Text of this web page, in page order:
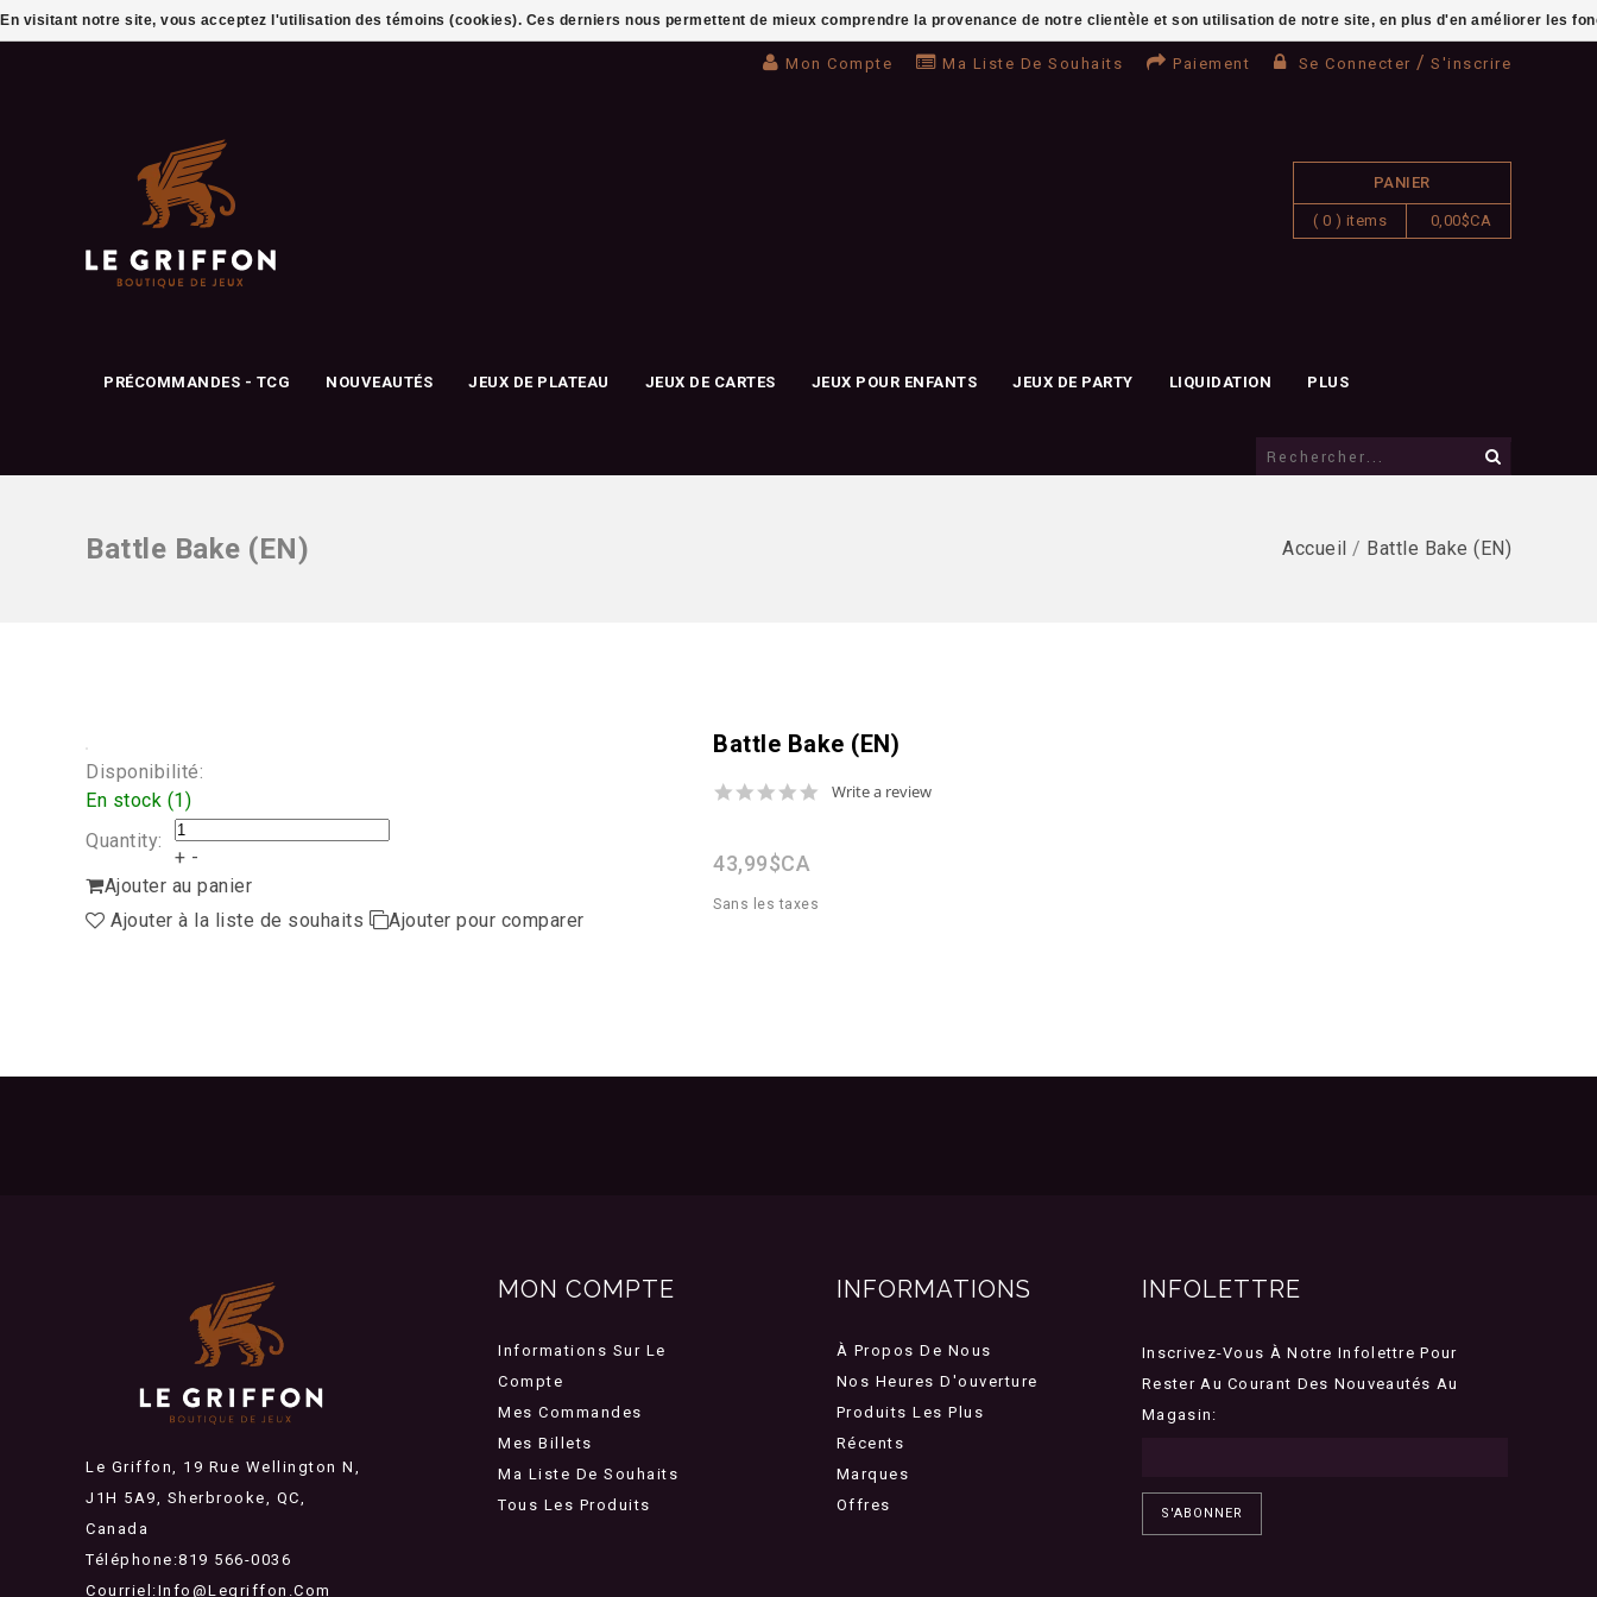
Mon Compte Ma Liste De Souhaits Paiement Se Connecter / S'inscrire
PANIER
( 0 ) items 0,00$CA
PRÉCOMMANDES - TCG NOUVEAUTÉS JEUX DE PLATEAU JEUX DE CARTES JEUX POUR ENFANTS JEUX DE PARTY LIQUIDATION PLUS
Battle Bake (EN) Accueil / Battle Bake (EN)
Battle Bake (EN)
0.0
Write a review
43,99$CA
Sans les taxes
Disponibilité:
En stock (1)
Quantity:
+ -
Ajouter au panier
Ajouter à la liste de souhaits
Ajouter pour comparer
Le Griffon, 19 Rue Wellington N,
J1H 5A9, Sherbrooke, QC,
Canada
Téléphone:819 566-0036
Courriel:Info@legriffon.com
MON COMPTE
Informations Sur Le
Compte
Mes Commandes
Mes Billets
Ma Liste De Souhaits
Tous Les Produits
INFORMATIONS
À Propos De Nous
Nos Heures D'ouverture
Produits Les Plus
Récents
Marques
Offres
INFOLETTRE
Inscrivez-Vous À Notre Infolettre Pour
Rester Au Courant Des Nouveautés Au
Magasin:
S'ABONNER
En visitant notre site, vous acceptez l'utilisation des témoins (cookies). Ces derniers nous permettent de mieux comprendre la provenance de notre clientèle et son utilisation de notre site, en plus d'en améliorer les